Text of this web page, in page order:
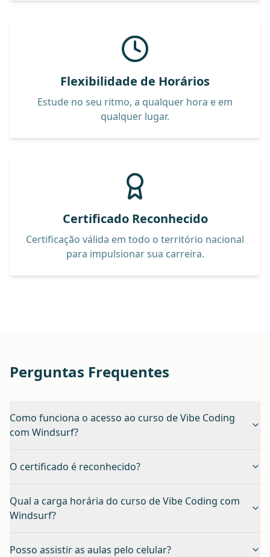
Flexibilidade de Horários
Estude no seu ritmo, a qualquer hora e em
qualquer lugar.
Certificado Reconhecido
Certificação válida em todo o território nacional
para impulsionar sua carreira.
Perguntas Frequentes
Como funciona o acesso ao curso de Vibe Coding
com Windsurf?
O certificado é reconhecido?
Qual a carga horária do curso de Vibe Coding com
Windsurf?
Posso assistir as aulas pelo celular?